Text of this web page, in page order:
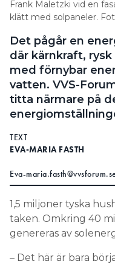
Information om
Search for:
SEARCH
Frank Maletzki vid en
klätt med solpaneler.
Det pågår en
där kärnkraft,
med förnybar
vatten. VVS-
titta närmare på
TEXT
EVA-MARIA FASTH
Eva-
1,5 miljoner tyska
taken. Omkring 40
genereras av
– Det här är bara